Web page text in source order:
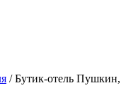
/ Бутик-отель Пушкин,